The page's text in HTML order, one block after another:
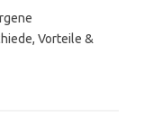
Vorteile &